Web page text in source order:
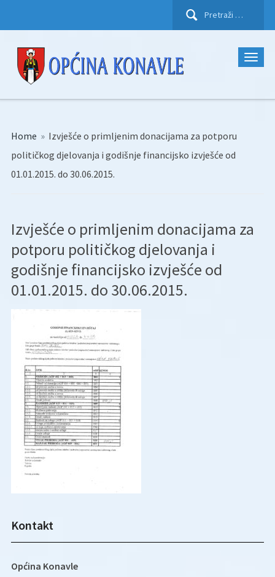
Pretraži:
Home » Izvješće o primljenim donacijama za potporu
političkog djelovanja i godišnje financijsko izvješće od
01.01.2015. do 30.06.2015.
Izvješće o primljenim donacijama za
potporu političkog djelovanja i
godišnje financijsko izvješće od
01.01.2015. do 30.06.2015.
Kontakt
Općina Konavle